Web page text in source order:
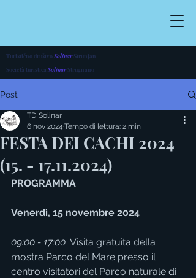
Turistično društvoSolinarStrunjan
Società turistica SolinarStrugnano
Post
FESTA DEI CACHI 2024
(15. - 17.11.2024)
TD Solinar
6 nov 2024 Tempo di lettura: 2 min
PROGRAMMA
Venerdì, 15 novembre 2024
09:00 - 17:00
  Visita gratuita della
mostra Parco del Mare presso il
centro visitatori del Parco naturale di